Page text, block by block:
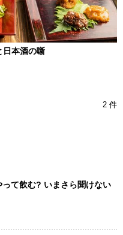
日本酒の噺
2 件
て飲む? いまさら聞けない